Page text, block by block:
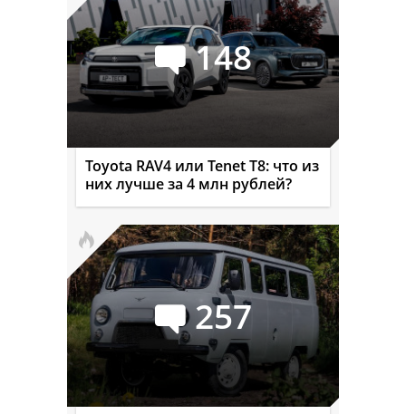
148
Toyota RAV4 или Tenet T8: что из
них лучше за 4 млн рублей?
257